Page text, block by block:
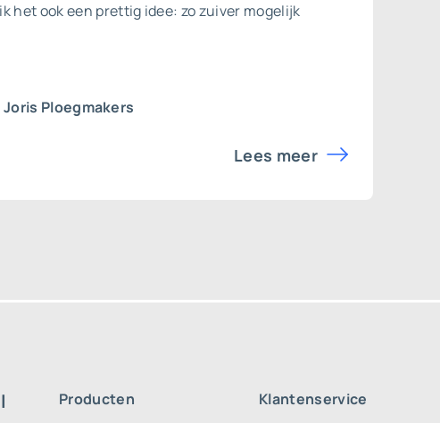
het ook een prettig idee: zo zuiver mogelijk
Joris Ploegmakers
Lees meer
Producten Klantenservice